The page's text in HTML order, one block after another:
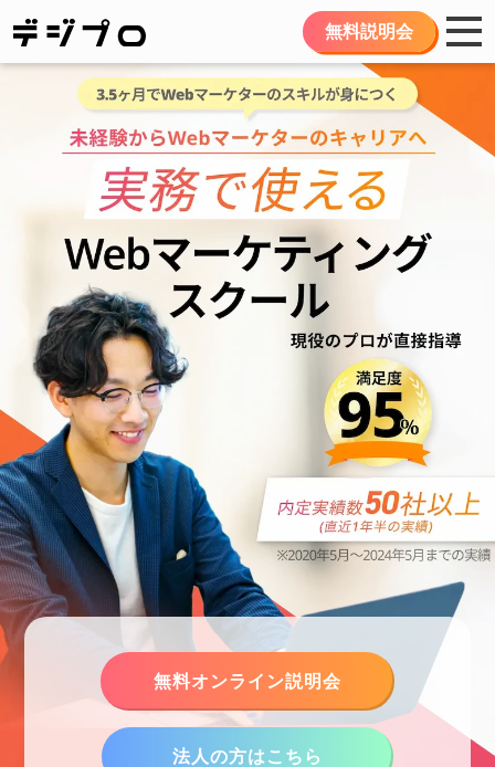
無料説明会
無料オンライン説明会
法人の方はこちら